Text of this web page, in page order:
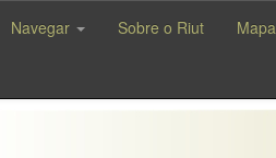
Navegar Sobre o Riut